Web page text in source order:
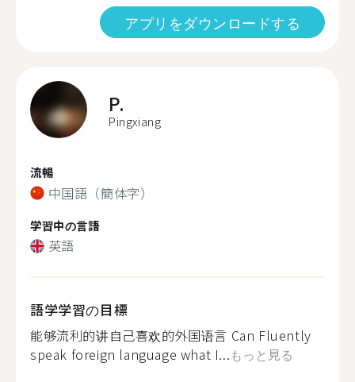
アプリをダウンロードする
P.
Pingxiang
流暢
中国語（簡体字）
学習中の言語
英語
語学学習の目標
能够流利的讲自己喜欢的外国语言 Can Fluently
speak foreign language what I...もっと見る